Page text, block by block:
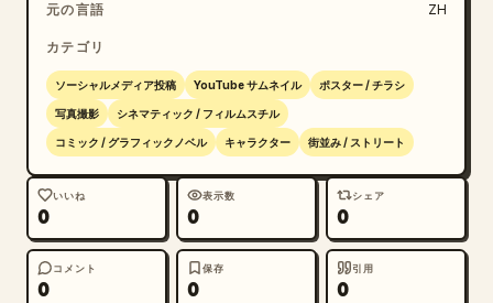
元の言語 ZH
カテゴリ
ソーシャルメディア投稿 YouTube サムネイル ポスター / チラシ
写真撮影 シネマティック / フィルムスチル
コミック / グラフィックノベル キャラクター 街並み / ストリート
いいね
0
表示数
0
シェア
0
コメント
0
保存
0
引用
0